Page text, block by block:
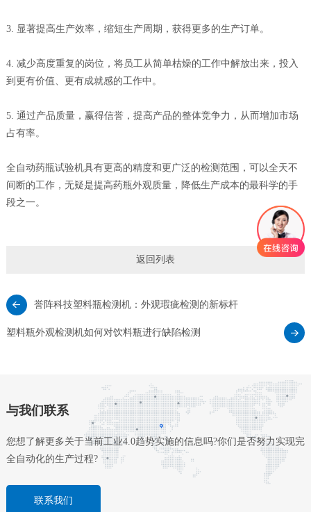
3. 显著提高生产效率，缩短生产周期，获得更多的生产订单。
4. 减少高度重复的岗位，将员工从简单枯燥的工作中解放出来，投入
到更有价值、更有成就感的工作中。
5. 通过产品质量，赢得信誉，提高产品的整体竞争力，从而增加市场
占有率。
全自动药瓶试验机具有更高的精度和更广泛的检测范围，可以全天不
间断的工作，无疑是提高药瓶外观质量，降低生产成本的最科学的手
段之一。
返回列表
誉阵科技塑料瓶检测机：外观瑕疵检测的新标杆
塑料瓶外观检测机如何对饮料瓶进行缺陷检测
与我们联系
您想了解更多关于当前工业4.0趋势实施的信息吗?你们是否努力实现完
全自动化的生产过程?
联系我们